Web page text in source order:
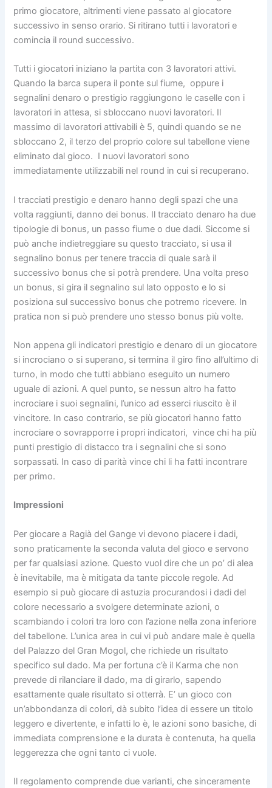
primo giocatore, altrimenti viene passato al giocatore
successivo in senso orario. Si ritirano tutti i lavoratori e
comincia il round successivo.
Tutti i giocatori iniziano la partita con 3 lavoratori attivi.
Quando la barca supera il ponte sul fiume, oppure i
segnalini denaro o prestigio raggiungono le caselle con i
lavoratori in attesa, si sbloccano nuovi lavoratori. Il
massimo di lavoratori attivabili è 5, quindi quando se ne
sbloccano 2, il terzo del proprio colore sul tabellone viene
eliminato dal gioco. I nuovi lavoratori sono
immediatamente utilizzabili nel round in cui si recuperano.
I tracciati prestigio e denaro hanno degli spazi che una
volta raggiunti, danno dei bonus. Il tracciato denaro ha due
tipologie di bonus, un passo fiume o due dadi. Siccome si
può anche indietreggiare su questo tracciato, si usa il
segnalino bonus per tenere traccia di quale sarà il
successivo bonus che si potrà prendere. Una volta preso
un bonus, si gira il segnalino sul lato opposto e lo si
posiziona sul successivo bonus che potremo ricevere. In
pratica non si può prendere uno stesso bonus più volte.
Non appena gli indicatori prestigio e denaro di un giocatore
si incrociano o si superano, si termina il giro fino all’ultimo di
turno, in modo che tutti abbiano eseguito un numero
uguale di azioni. A quel punto, se nessun altro ha fatto
incrociare i suoi segnalini, l’unico ad esserci riuscito è il
vincitore. In caso contrario, se più giocatori hanno fatto
incrociare o sovrapporre i propri indicatori, vince chi ha più
punti prestigio di distacco tra i segnalini che si sono
sorpassati. In caso di parità vince chi li ha fatti incontrare
per primo.
Impressioni
Per giocare a Ragià del Gange vi devono piacere i dadi,
sono praticamente la seconda valuta del gioco e servono
per far qualsiasi azione. Questo vuol dire che un po’ di alea
è inevitabile, ma è mitigata da tante piccole regole. Ad
esempio si può giocare di astuzia procurandosi i dadi del
colore necessario a svolgere determinate azioni, o
scambiando i colori tra loro con l’azione nella zona inferiore
del tabellone. L’unica area in cui vi può andare male è quella
del Palazzo del Gran Mogol, che richiede un risultato
specifico sul dado. Ma per fortuna c’è il Karma che non
prevede di rilanciare il dado, ma di girarlo, sapendo
esattamente quale risultato si otterrà. E’ un gioco con
un’abbondanza di colori, dà subito l’idea di essere un titolo
leggero e divertente, e infatti lo è, le azioni sono basiche, di
immediata comprensione e la durata è contenuta, ha quella
leggerezza che ogni tanto ci vuole.
Il regolamento comprende due varianti, che sinceramente